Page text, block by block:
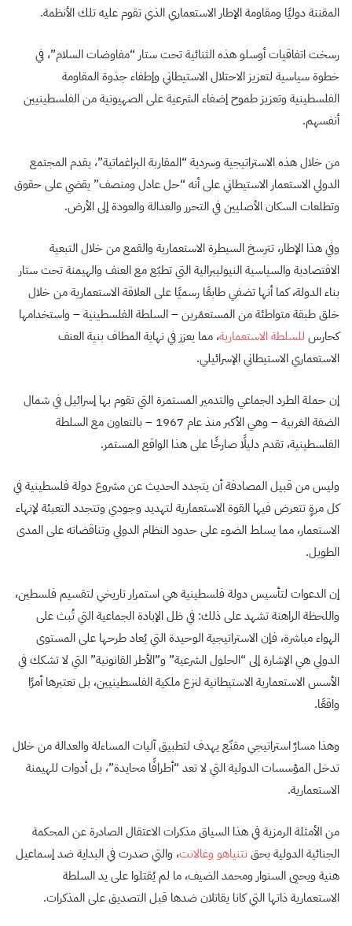
المقننة دوليًا ومقاومة الإطار الاستعماري الذي تقوم عليه تلك الأنظمة.
رسخت اتفاقيات أوسلو هذه الثنائية تحت ستار “مفاوضات السلام”، في
خطوة سياسية لتعزيز الاحتلال الاستيطاني وإطفاء جذوة المقاومة
الفلسطينية وتعزيز طموح إضفاء الشرعية على الصهيونية من الفلسطينيين
أنفسهم.
من خلال هذه الاستراتيجية وسردية “المقاربة البراغماتية”، يقدم المجتمع
الدولي الاستعمار الاستيطاني على أنه “حل عادل ومنصف” يقضي على حقوق
وتطلعات السكان الأصليين في التحرر والعدالة والعودة إلى الأرض.
وفي هذا الإطار، تترسخ السيطرة الاستعمارية والقمع من خلال التبعية
الاقتصادية والسياسية النيوليبرالية التي تطبّع مع العنف والهيمنة تحت ستار
بناء الدولة، كما أنها تضفي طابعًا رسميًا على العلاقة الاستعمارية من خلال
خلق طبقة متواطئة من المستعمَرين – السلطة الفلسطينية – واستخدامها
كحارس للسلطة الاستعمارية، مما يعزز في نهاية المطاف بنية العنف
الاستعماري الاستيطاني الإسرائيلي.
إن حملة الطرد الجماعي والتدمير المستمرة التي تقوم بها إسرائيل في شمال
الضفة الغربية – وهي الأكبر منذ عام 1967 – بالتعاون مع السلطة
الفلسطينية، تقدم دليلًا صارخًا على هذا الواقع المستمر.
وليس من قبيل المصادفة أن يتجدد الحديث عن مشروع دولة فلسطينية في
كل مرةٍ تتعرض فيها القوة الاستعمارية لتهديد وجودي وتتجدد التعبئة لإنهاء
الاستعمار، مما يسلط الضوء على حدود النظام الدولي وتناقضاته على المدى
الطويل.
إن الدعوات لتأسيس دولة فلسطينية هي استمرار تاريخي لتقسيم فلسطين،
واللحظة الراهنة تشهد على ذلك: في ظل الإبادة الجماعية التي تُبث على
الهواء مباشرة، فإن الاستراتيجية الوحيدة التي يُعاد طرحها على المستوى
الدولي هي الإشارة إلى “الحلول الشرعية” و”الأطر القانونية” التي لا تشكك في
الأسس الاستعمارية الاستيطانية لنزع ملكية الفلسطينيين، بل تعتبرها أمرًا
واقعًا.
وهذا مسارٌ استراتيجي مقنّع يهدف لتطبيق آليات المساءلة والعدالة من خلال
تدخل المؤسسات الدولية التي لا تعد “أطرافًا محايدة”، بل أدوات للهيمنة
الاستعمارية.
من الأمثلة الرمزية في هذا السياق مذكرات الاعتقال الصادرة عن المحكمة
الجنائية الدولية بحق نتنياهو وغالانت، والتي صدرت في البداية ضد إسماعيل
هنية ويحيى السنوار ومحمد الضيف، ما لم يُقتلوا على يد السلطة
الاستعمارية ذاتها التي كانا يقاتلان ضدها قبل التصديق على المذكرات.